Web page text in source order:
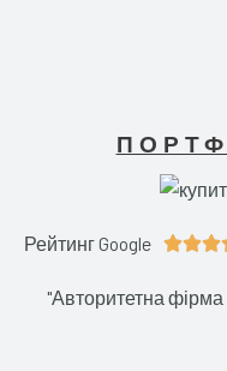
Рейтинг Google 
"Авторитетна